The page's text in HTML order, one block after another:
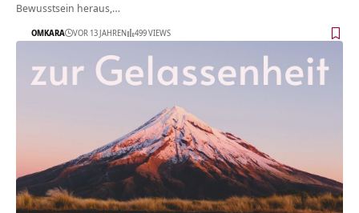
Bewusstsein heraus,…
OMKARA VOR 13 JAHREN 499 VIEWS